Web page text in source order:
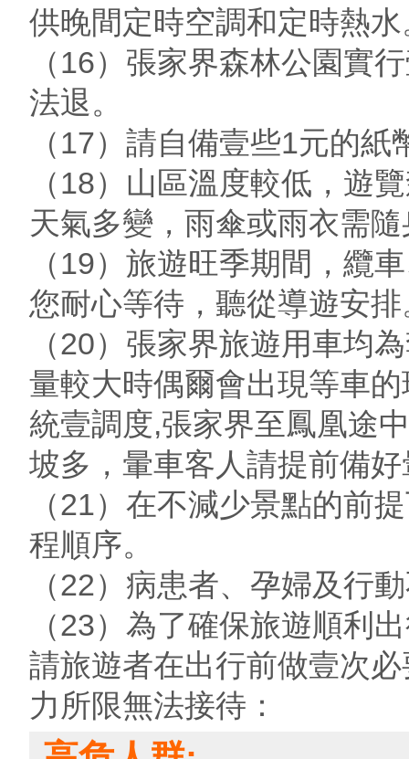
供晚間定時空調和定時熱水
（16）張家界森林公園實
法退。
（17）請自備壹些1元的
（18）山區溫度較低，遊
天氣多變，雨傘或雨衣需
（19）旅遊旺季期間，纜
您耐心等待，聽從導遊安排
（20）張家界旅遊用車均
量較大時偶爾會出現等車
統壹調度,張家界至鳳凰途
坡多，暈車客人請提前備
（21）在不減少景點的前
程順序。
（22）病患者、孕婦及行
（23）為了確保旅遊順利
請旅遊者在出行前做壹次
力所限無法接待：